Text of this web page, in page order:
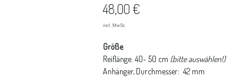
48,00 €
Größe
Reiflänge: 40- 50 cm (bitte auswählen!)
Anhänger, Durchmesser: 42 mm